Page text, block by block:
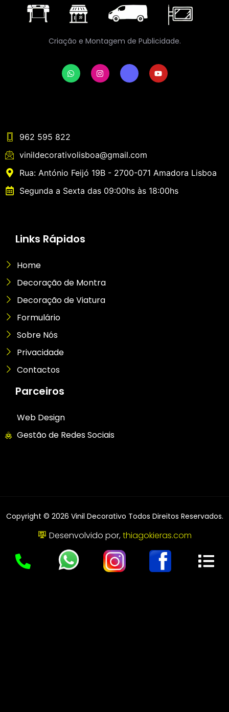
Criação e Montagem de Publicidade.
962 595 822
vinildecorativolisboa@gmail.com
Rua: António Feijó 19B - 2700-071 Amadora Lisboa
Segunda a Sexta das 09:00hs às 18:00hs
Links Rápidos
Home
Decoração de Montra
Decoração de Viatura
Formulário
Sobre Nós
Privacidade
Contactos
Parceiros
Web Design
Gestão de Redes Sociais
Copyright © 2026 Vinil Decorativo Todos Direitos Reservados.
Desenvolvido por,thiagokieras.com